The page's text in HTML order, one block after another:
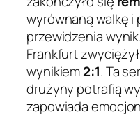
wyrównaną walkę
przewidzenia
Frankfurt
wynikiem2:1. Ta
drużyny potrafią
zapowiada